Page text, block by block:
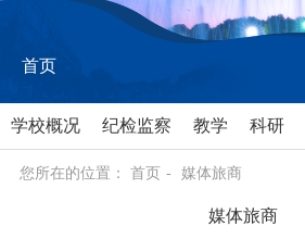
首页
学校概况 纪检监察 教学 科研
您所在的位置： 首页 - 媒体旅商
媒体旅商